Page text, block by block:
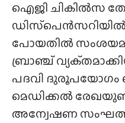
ഐജി ചികിൽസ
പോയതിൽ
ബ്രാഞ്ച്
പദവി ദുരൂപയോഗം
മെഡിക്കൽ
അന്വേഷണ